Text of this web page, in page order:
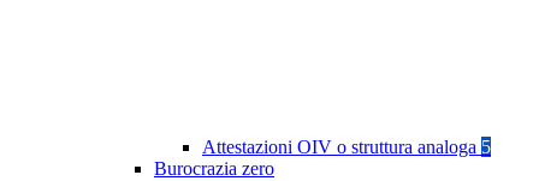
Attestazioni OIV o struttura analoga 5
Burocrazia zero